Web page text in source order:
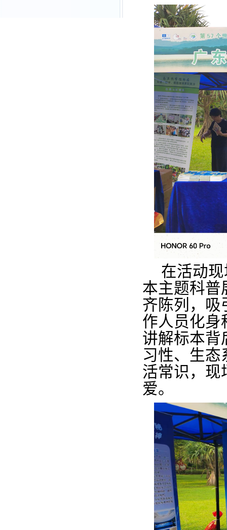
在活动
本主题科普
齐陈列，吸
作人员化身
讲解标本背
习性、生态
活常识，现
爱。